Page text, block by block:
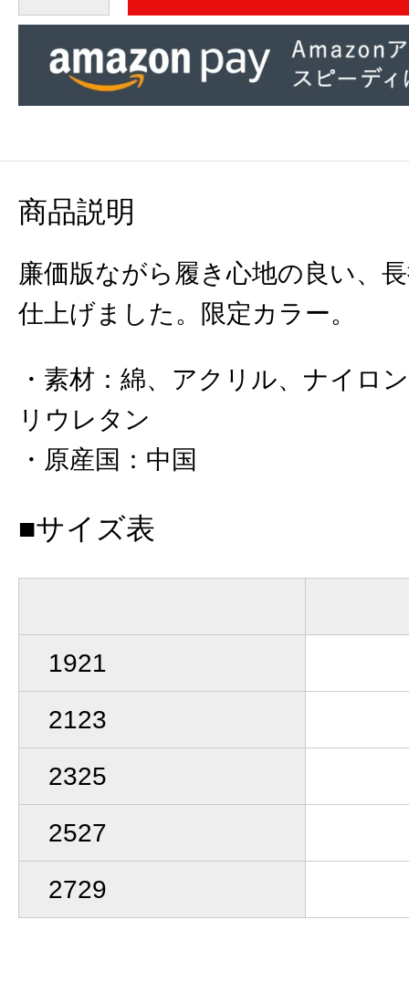
商品説明
廉価版ながら履き心地の良い、
仕上げました。限定カラー。
素材 ： 綿、アクリル、ナイロ
リウレタン
原産国 ： 中国
■サイズ表
1921
2123
2325
2527
2729